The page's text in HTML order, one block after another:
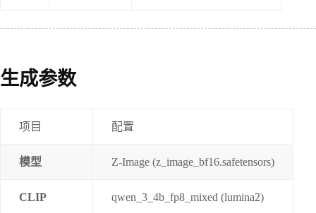
生成参数
项目 配置
模型 Z-Image (z_image_bf16.safetensors)
CLIP qwen_3_4b_fp8_mixed (lumina2)